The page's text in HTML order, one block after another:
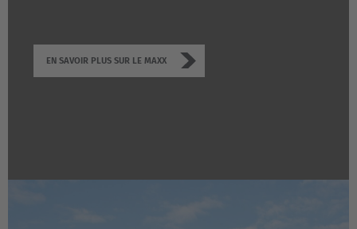
EN SAVOIR PLUS SUR LE MAXX